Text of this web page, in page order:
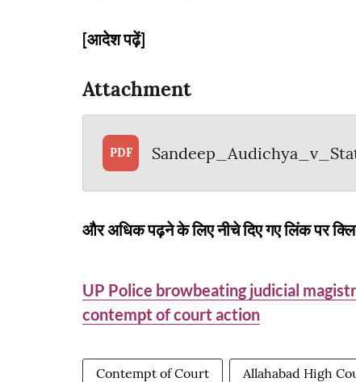
[आदेश पढ़ें]
Attachment
PDF
और अधिक पढ़ने के लिए नीचे दिए गए लिंक पर
UP Police browbeating judicial
contempt of court action
Contempt of Court Allahabad High